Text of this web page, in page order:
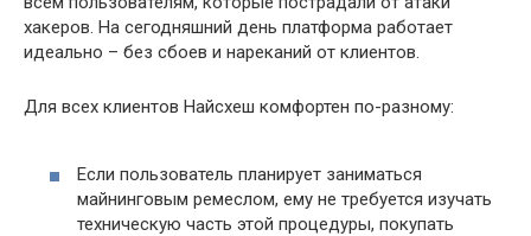
хакеров. На сегодняшний день платформа работает
идеально – без сбоев и нареканий от клиентов.
Для всех клиентов Найсхеш комфортен по-разному:
Если пользователь планирует заниматься
майнинговым ремеслом, ему не требуется изучать
техническую часть этой процедуры, покупать